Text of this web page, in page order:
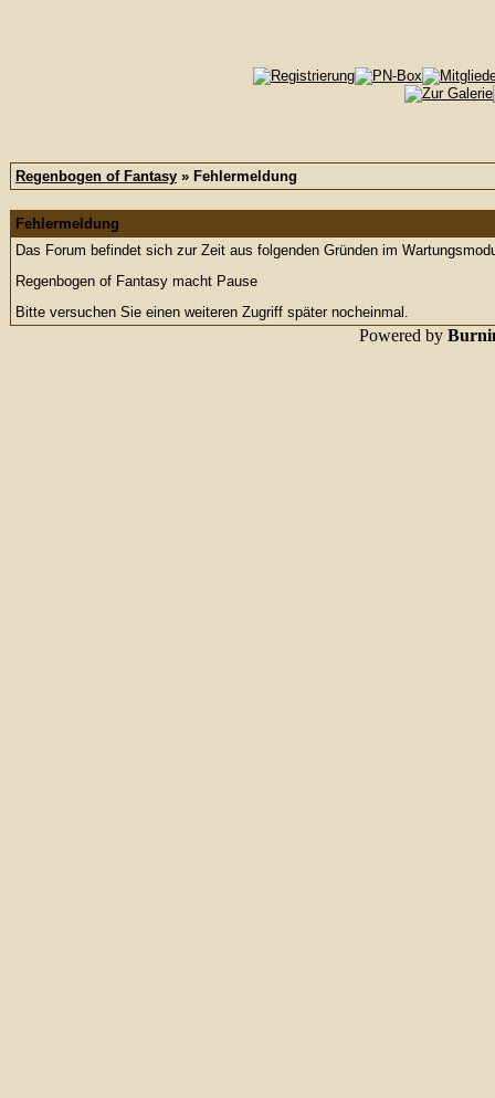
Regenbogen of Fantasy » Fehlermeldung
Fehlermeldung
Das Forum befindet sich zur Zeit aus folgenden Gründen im
Regenbogen of Fantasy macht Pause
Bitte versuchen Sie einen weiteren Zugriff später nocheinmal.
Powered by